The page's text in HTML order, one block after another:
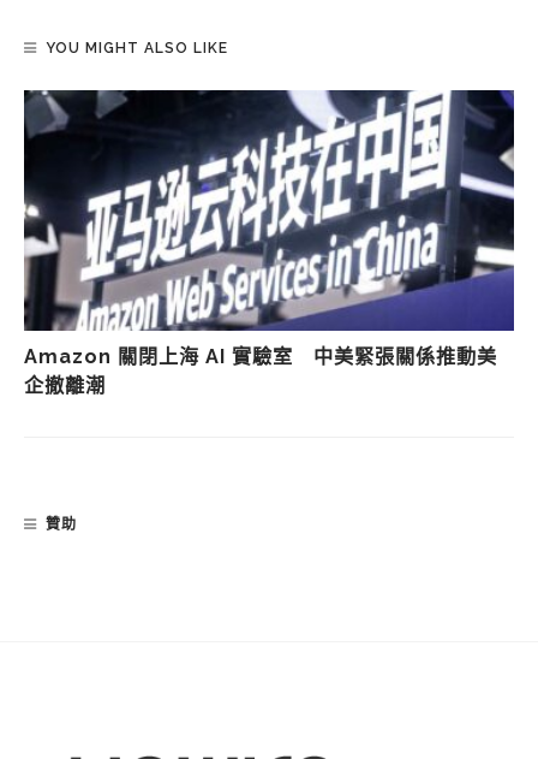
YOU MIGHT ALSO LIKE
Amazon 關閉上海 AI 實驗室 中美緊張關係推動美
企撤離潮
贊助